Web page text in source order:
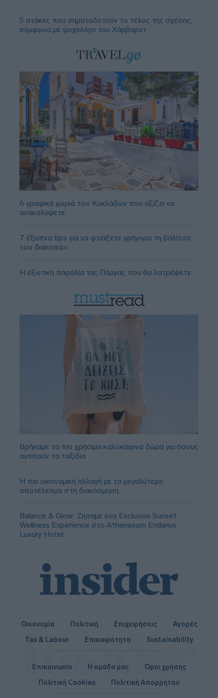
5 ατάκες που σηματοδοτούν το τέλος της σχέσης,
σύμφωνα με ψυχολόγο του Χάρβαρντ
6 γραφικά χωριά των Κυκλάδων που αξίζει να
ανακαλύψετε
7 έξυπνα tips για να φτιάξετε γρήγορα τη βαλίτσα
των διακοπών
Η εξωτική παραλία της Πάργας που θα λατρέψετε
Βρήκαμε τα πιο χρήσιμα καλοκαιρινά δώρα για όσους
αγαπούν τα ταξίδια
Η πιο οικονομική αλλαγή με το μεγαλύτερο
αποτέλεσμα στη διακόσμηση
Balance & Glow: Ζήσαμε ένα Exclusive Sunset
Wellness Experience στο Athenaeum Eridanus
Luxury Hotel
Οικονομία Πολιτική Επιχειρήσεις
Αγορές
Tax & Labour
Επικαιρότητα Sustainability
Επικοινωνία Η ομάδα μας
Όροι χρήσης
Πολιτική Cookies
Πολιτική Απορρήτου